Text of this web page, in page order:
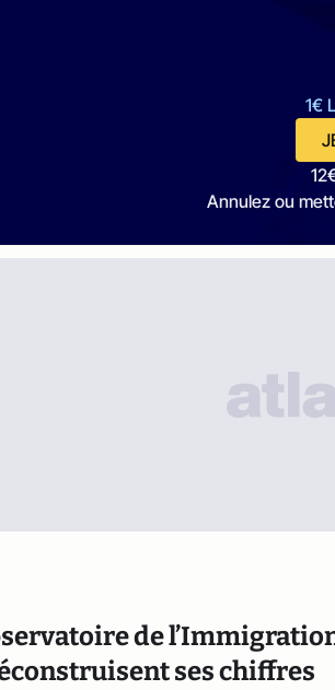
1€
Annulez ou
de
ses chiffres